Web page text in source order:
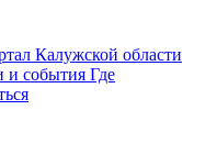
и события Где